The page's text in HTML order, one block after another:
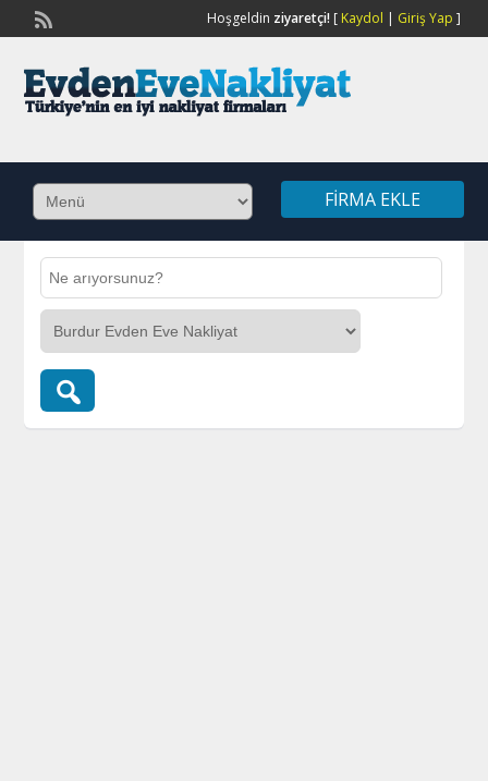
Hoşgeldin ziyaretçi![ Kaydol | Giriş Yap ]
FIRMA EKLE